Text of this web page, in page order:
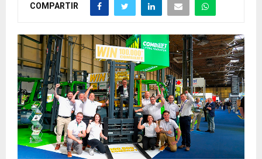
COMPARTIR